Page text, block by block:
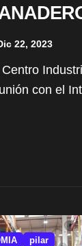
22, 2023
con el
pilar